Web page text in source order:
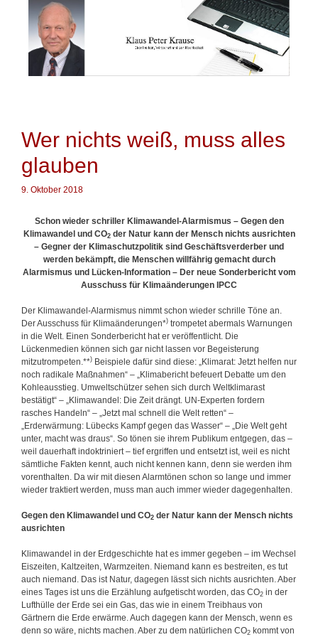
Wer nichts weiß, muss alles
glauben
9. Oktober 2018
Schon wieder schriller Klimawandel-Alarmismus – Gegen den
Klimawandel und CO2der Natur kann der Mensch nichts ausrichten
– Gegner der Klimaschutzpolitik sind Geschäftsverderber und
werden bekämpft, die Menschen willfährig gemacht durch
Alarmismus und Lücken-Information – Der neue Sonderbericht vom
Ausschuss für Klimaänderungen IPCC
Der Klimawandel-Alarmismus nimmt schon wieder schrille Töne an.
Der Ausschuss für Klimaänderungen*) trompetet abermals Warnungen
in die Welt. Einen Sonderbericht hat er veröffentlicht. Die
Lückenmedien können sich gar nicht lassen vor Begeisterung
mitzutrompeten.**) Beispiele dafür sind diese: „Klimarat: Jetzt helfen nur
noch radikale Maßnahmen“ – „Klimabericht befeuert Debatte um den
Kohleausstieg. Umweltschützer sehen sich durch Weltklimarast
bestätigt“ – „Klimawandel: Die Zeit drängt. UN-Experten fordern
rasches Handeln“ – „Jetzt mal schnell die Welt retten“ –
„Erderwärmung: Lübecks Kampf gegen das Wasser“ – „Die Welt geht
unter, macht was draus“. So tönen sie ihrem Publikum entgegen, das –
weil dauerhaft indoktriniert – tief ergriffen und entsetzt ist, weil es nicht
sämtliche Fakten kennt, auch nicht kennen kann, denn sie werden ihm
vorenthalten. Da wir mit diesen Alarmtönen schon so lange und immer
wieder traktiert werden, muss man auch immer wieder dagegenhalten.
Gegen den Klimawandel und CO2 der Natur kann der Mensch nichts
ausrichten
Klimawandel in der Erdgeschichte hat es immer gegeben – im Wechsel
Eiszeiten, Kaltzeiten, Warmzeiten. Niemand kann es bestreiten, es tut
auch niemand. Das ist Natur, dagegen lässt sich nichts ausrichten. Aber
eines Tages ist uns die Erzählung aufgetischt worden, das CO2 in der
Lufthülle der Erde sei ein Gas, das wie in einem Treibhaus von
Gärtnern die Erde erwärme. Auch dagegen kann der Mensch, wenn es
denn so wäre, nichts machen. Aber zu dem natürlichen CO2 kommt von